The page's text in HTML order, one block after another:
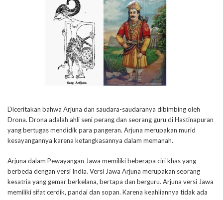
Diceritakan bahwa Arjuna dan saudara-saudaranya dibimbing oleh
Drona. Drona adalah ahli seni perang dan seorang guru di Hastinapuran
yang bertugas mendidik para pangeran. Arjuna merupakan murid
kesayangannya karena ketangkasannya dalam memanah.
Arjuna dalam Pewayangan Jawa memiliki beberapa ciri khas yang
berbeda dengan versi India. Versi Jawa Arjuna merupakan seorang
kesatria yang gemar berkelana, bertapa dan berguru. Arjuna versi Jawa
memiliki sifat cerdik, pandai dan sopan. Karena keahliannya tidak ada